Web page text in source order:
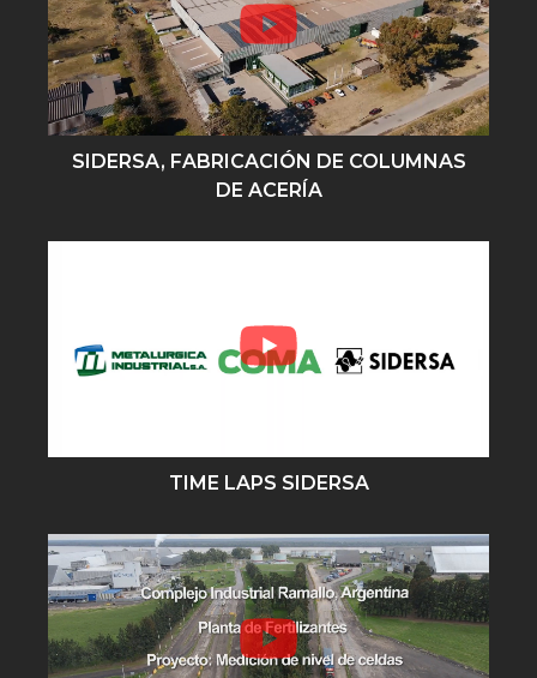
SIDERSA, FABRICACIÓN DE COLUMNAS
DE ACERÍA
TIME LAPS SIDERSA